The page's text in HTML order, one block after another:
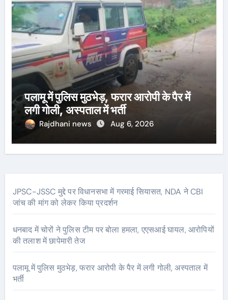
पलामू में पुलिस मुठभेड़, फरार आरोपी के पैर में
लगी गोली, अस्पताल में भर्ती
Rajdhani news Aug 6, 2026
JPSC-JSSC मुद्दे पर विधानसभा में गरमाई सियासत, NDA ने CBI
जांच की मांग को लेकर किया प्रदर्शन
धनबाद में चोरों ने पुलिस टीम पर बोला हमला, एएसआई घायल, आरोपियों
की तलाश में छापेमारी तेज
पलामू में पुलिस मुठभेड़, फरार आरोपी के पैर में लगी गोली, अस्पताल में
भर्ती